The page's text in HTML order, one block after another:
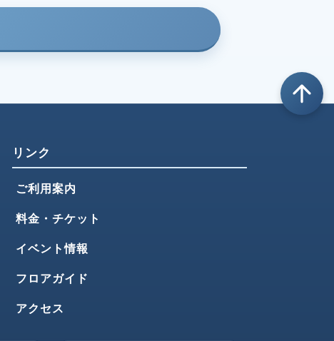
arrow_upward
リンク
ご利用案内
料金・チケット
イベント情報
フロアガイド
アクセス